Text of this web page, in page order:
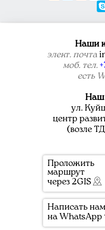
Наши
элект. почта
моб. тел.
есть
Наш
ул.
центр
(возле
Проложить
маршрут
через 2GIS 
Написать нам
на WhatsApp